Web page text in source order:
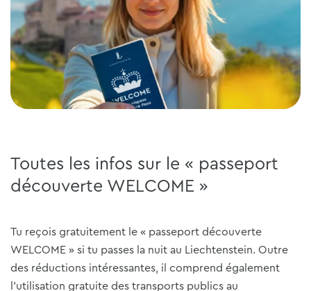
Toutes les infos sur le « passeport
découverte WELCOME »
Tu reçois gratuitement le « passeport découverte
WELCOME » si tu passes la nuit au Liechtenstein. Outre
des réductions intéressantes, il comprend également
l'utilisation gratuite des transports publics au